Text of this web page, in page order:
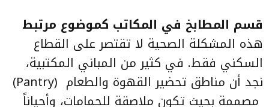
قسم المطابخ في المكاتب كموضوع مرتبط
هذه المشكلة الصحية لا تقتصر على القطاع
السكني فقط. في كثير من المباني المكتبية،
نجد أن مناطق تحضير القهوة والطعام (Pantry)
مصممة بحيث تكون ملاصقة للحمامات، وأحياناً